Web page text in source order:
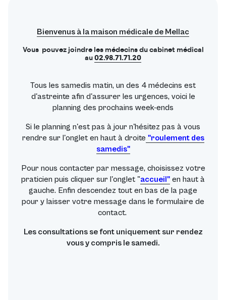
Bienvenus à la maison médicale de Mellac
Vous pouvez joindre les médecins du cabinet médical
au02.98.71.71.20
Tous les samedis matin, un des 4 médecins est
d'astreinte afin d'assurer les urgences, voici le
planning des prochains week-ends
Si le planning n'est pas à jour n'hésitez pas à vous
rendre sur l'onglet en haut à droite "roulement des
samedis"
Pour nous contacter par message, choisissez votre
praticien puis cliquer sur l'onglet "accueil" en haut à
gauche. Enfin descendez tout en bas de la page
pour y laisser votre message dans le formulaire de
contact.
Les consultations se font uniquement sur rendez
vous y compris le samedi.